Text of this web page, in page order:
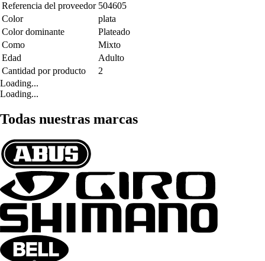
Referencia del proveedor 504605
Color
plata
Color dominante
Plateado
Como
Mixto
Edad
Adulto
Cantidad por producto
2
Loading...
Loading...
Todas nuestras marcas